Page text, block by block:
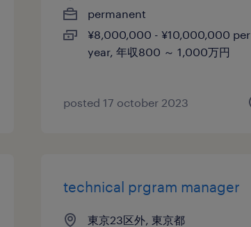
permanent
¥8,000,000 - ¥10,000,000 per
year, 年収800 ～ 1,000万円
posted 17 october 2023
technical prgram manager
東京23区外, 東京都